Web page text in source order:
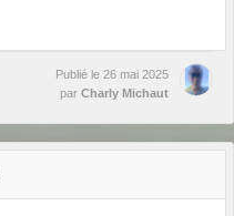
Publié le 26 mai 2025
par Charly Michaut